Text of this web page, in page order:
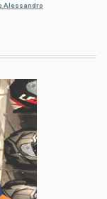
Alessandro